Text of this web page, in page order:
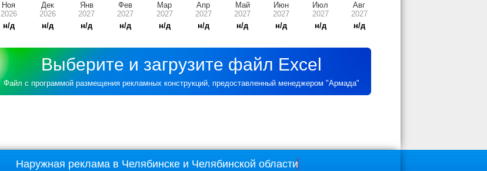
Ноя
2026
н/д
Дек
2026
н/д
Янв
2027
н/д
Фев
2027
н/д
Мар
2027
н/д
Апр
2027
н/д
Май
2027
н/д
Июн
2027
н/д
Июл
2027
н/д
Авг
2027
н/д
Выберите и загрузите файл Excel
Файл с программой размещения рекламных конструкций, предоставленный менеджером "Армада"
Наружная реклама в Челябинске и Челябинской области